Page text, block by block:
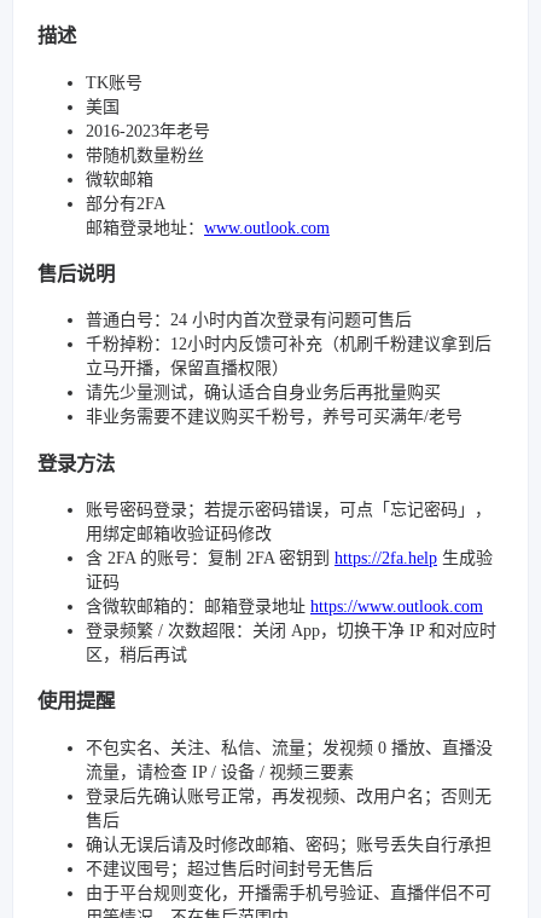
描述
TK账号
美国
2016-2023年老号
带随机数量粉丝
微软邮箱
部分有2FA
邮箱登录地址： www.outlook.com
售后说明
普通白号：24 小时内首次登录有问题可售后
千粉掉粉：12小时内反馈可补充（机刷千粉建议拿到后
立马开播，保留直播权限）
请先少量测试，确认适合自身业务后再批量购买
非业务需要不建议购买千粉号，养号可买满年/老号
登录方法
账号密码登录；若提示密码错误，可点「忘记密码」，
用绑定邮箱收验证码修改
含 2FA 的账号：复制 2FA 密钥到 https://2fa.help 生成验
证码
含微软邮箱的：邮箱登录地址 https://www.outlook.com
登录频繁 / 次数超限：关闭 App，切换干净 IP 和对应时
区，稍后再试
使用提醒
不包实名、关注、私信、流量；发视频 0 播放、直播没
流量，请检查 IP / 设备 / 视频三要素
登录后先确认账号正常，再发视频、改用户名；否则无
售后
确认无误后请及时修改邮箱、密码；账号丢失自行承担
不建议囤号；超过售后时间封号无售后
由于平台规则变化，开播需手机号验证、直播伴侣不可